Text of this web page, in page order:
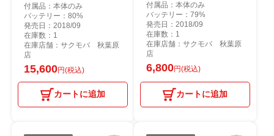
付属品：本体のみ
バッテリー：80%
発売日：2018/09
在庫数：1
在庫店舗：サクモバ 秋葉原
店
15,600円(税込)
カートに追加
付属品：本体のみ
バッテリー：79%
発売日：2018/09
在庫数：1
在庫店舗：サクモバ 秋葉原
店
6,800円(税込)
カートに追加